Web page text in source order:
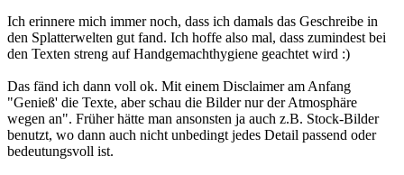
Ich erinnere mich immer noch, dass ich damals das Geschreibe in
den Splatterwelten gut fand. Ich hoffe also mal, dass zumindest bei
den Texten streng auf Handgemachthygiene geachtet wird :)
Das fänd ich dann voll ok. Mit einem Disclaimer am Anfang
"Genieß' die Texte, aber schau die Bilder nur der Atmosphäre
wegen an". Früher hätte man ansonsten ja auch z.B. Stock-Bilder
benutzt, wo dann auch nicht unbedingt jedes Detail passend oder
bedeutungsvoll ist.